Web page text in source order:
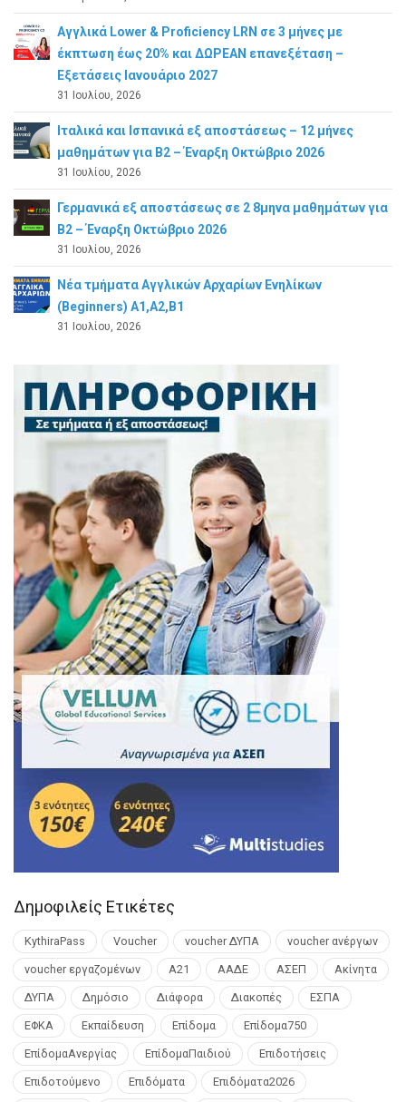
Αγγλικά Lower & Proficiency LRN σε 3 μήνες με
έκπτωση έως 20% και ΔΩΡΕΑΝ επανεξέταση –
Εξετάσεις Ιανουάριο 2027
31 Ιουλίου, 2026
Ιταλικά και Ισπανικά εξ αποστάσεως – 12 μήνες
μαθημάτων για B2 – Έναρξη Οκτώβριο 2026
31 Ιουλίου, 2026
Γερμανικά εξ αποστάσεως σε 2 8μηνα μαθημάτων για
Β2 – Έναρξη Οκτώβριο 2026
31 Ιουλίου, 2026
Νέα τμήματα Αγγλικών Αρχαρίων Ενηλίκων
(Beginners) A1,A2,B1
31 Ιουλίου, 2026
Δημοφιλείς Ετικέτες
KythiraPass Voucher voucher ΔΥΠΑ voucher ανέργων
voucher εργαζομένων Α21 ΑΑΔΕ ΑΣΕΠ Ακίνητα
ΔΥΠΑ Δημόσιο Διάφορα Διακοπές ΕΣΠΑ
ΕΦΚΑ Εκπαίδευση Επίδομα Επίδομα750
ΕπίδομαΑνεργίας ΕπίδομαΠαιδιού Επιδοτήσεις
Επιδοτούμενο Επιδόματα Επιδόματα2026